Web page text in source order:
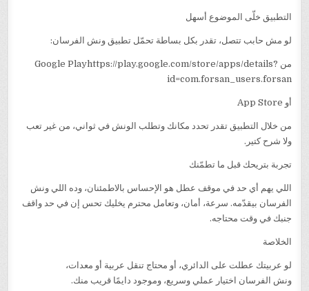
التطبيق خلّى الموضوع أسهل
لو مش حابب تتصل، تقدر بكل بساطة تحمّل تطبيق ونش الفرسان:
من Google Playhttps://play.google.com/store/apps/details?
id=com.forsan_users.forsan
أو App Store
من خلال التطبيق تقدر تحدد مكانك وتطلب الونش في ثواني، من غير تعب
ولا شرح كتير.
تجربة بتريحك قبل ما تطمّنك
اللي يهم أي حد في موقف عطل هو الإحساس بالاطمئنان، وده اللي ونش
الفرسان بيقدّمه. سرعة، أمان، وتعامل محترم يخليك تحس إن في حد واقف
جنبك في وقت محتاجه.
الخلاصة
لو عربيتك عطلت على الدائري، أو محتاج تنقل عربية أو معدات،
ونش الفرسان اختيار عملي وسريع، وموجود دايمًا قريب منك.